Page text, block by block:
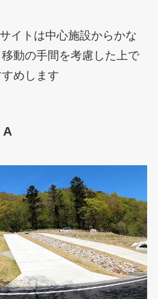
イトは中心施設からかな
動の手間を考慮した上で
めします
A